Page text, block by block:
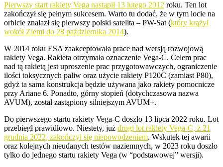
Pierwszy start rakiety Vega nastąpił 13 lutego 2012 roku. Ten lot
zakończył się pełnym sukcesem. Warto tu dodać, że w tym locie na
orbicie znalazł się pierwszy polski satelita – PW-Sat (który krążył
wokół Ziemi do 28 października 2014).
W 2014 roku ESA zaakceptowała prace nad wersją rozwojową
rakiety Vega. Rakieta otrzymała oznaczenie Vega-C. Celem prac
nad tą rakietą jest uproszenie prac przygotowawczych, ograniczenie
ilości toksycznych paliw oraz użycie rakiety P120C (zamiast P80),
gdyż ta sama konstrukcja będzie używana jako rakiety pomocnicze
przy Ariane 6. Ponadto, górny stopień (dotychczasowa nazwa
AVUM), został zastąpiony silniejszym AVUM+.
Do pierwszego startu rakiety Vega-C doszło 13 lipca 2022 roku. Lot
przebiegł prawidłowo. Niestety, już drugi lot rakiety Vega-C, z 21
grudnia 2022, zakończył się niepowodzeniem. Wskutek tej awarii
oraz kolejnych nieudanych testów naziemnych, w 2023 roku doszło
tylko do jednego startu rakiety Vega (w “podstawowej” wersji).